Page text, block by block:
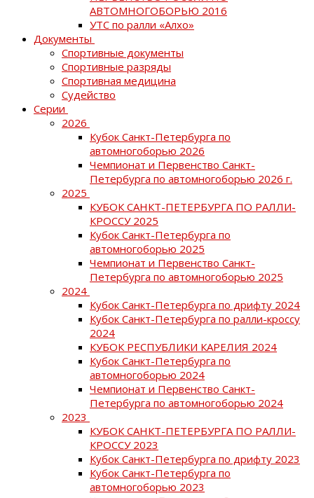
АВТОМНОГОБОРЬЮ 2016
УТС по ралли «Алхо»
Документы
Спортивные документы
Спортивные разряды
Спортивная медицина
Судейство
Серии
2026
Кубок Санкт-Петербурга по
автомногоборью 2026
Чемпионат и Первенство Санкт-
Петербурга по автомногоборью 2026 г.
2025
КУБОК САНКТ-ПЕТЕРБУРГА ПО РАЛЛИ-
КРОССУ 2025
Кубок Санкт-Петербурга по
автомногоборью 2025
Чемпионат и Первенство Санкт-
Петербурга по автомногоборью 2025
2024
Кубок Санкт-Петербурга по дрифту 2024
Кубок Санкт-Петербурга по ралли-кроссу
2024
КУБОК РЕСПУБЛИКИ КАРЕЛИЯ 2024
Кубок Санкт-Петербурга по
автомногоборью 2024
Чемпионат и Первенство Санкт-
Петербурга по автомногоборью 2024
2023
КУБОК САНКТ-ПЕТЕРБУРГА ПО РАЛЛИ-
КРОССУ 2023
Кубок Санкт-Петербурга по дрифту 2023
Кубок Санкт-Петербурга по
автомногоборью 2023